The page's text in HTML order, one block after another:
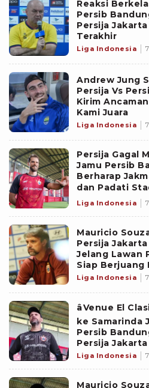
Reaksi
Persib
Persija
Terakhir
Liga Indonesia
Andrew Jung
Persija Vs
Kirim
Kami Juara
Liga Indonesia
Persija Gagal
Jamu Persib
Berharap
dan Padati
Liga Indonesia
Mauricio
Persija
Jelang Lawan
Siap Berjuang
Liga Indonesia
âVenue El
ke Samarinda
Persib
Persija
Liga Indonesia
Mauricio